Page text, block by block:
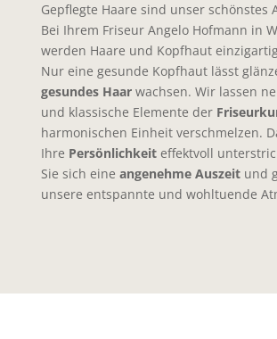
Gepflegte Haare sind unser schönstes
Bei Ihrem Friseur Angelo Hofmann in
werden Haare und Kopfhaut
Nur eine gesunde Kopfhaut lässt
gesundes Haarwachsen. Wir lassen
und klassische Elemente der
harmonischen Einheit verschmelzen.
Ihre Persönlichkeiteffektvoll
Sie sich eine angenehme Auszeitund
unsere entspannte und wohltuende